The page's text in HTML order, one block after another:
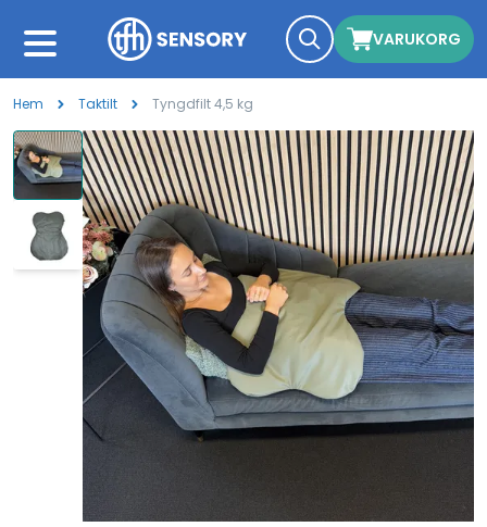
VARUKORG
Hem Taktilt Tyngdfilt 4,5 kg